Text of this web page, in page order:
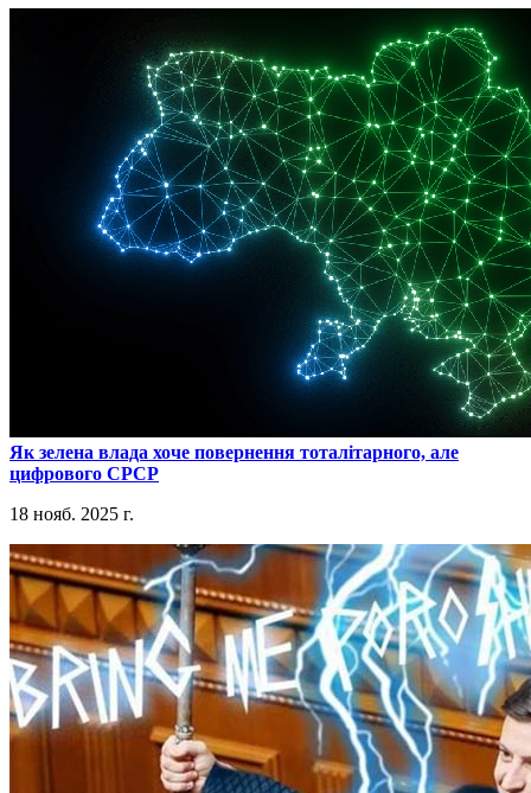
​Як зелена влада хоче повернення тоталітарного, але
цифрового СРСР
18 нояб. 2025 г.